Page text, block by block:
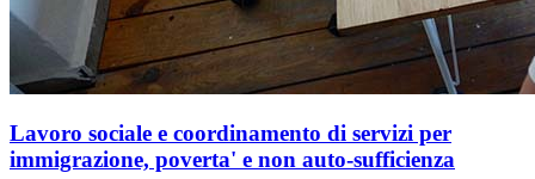
Lavoro sociale e coordinamento di servizi per
immigrazione, poverta' e non auto-sufficienza